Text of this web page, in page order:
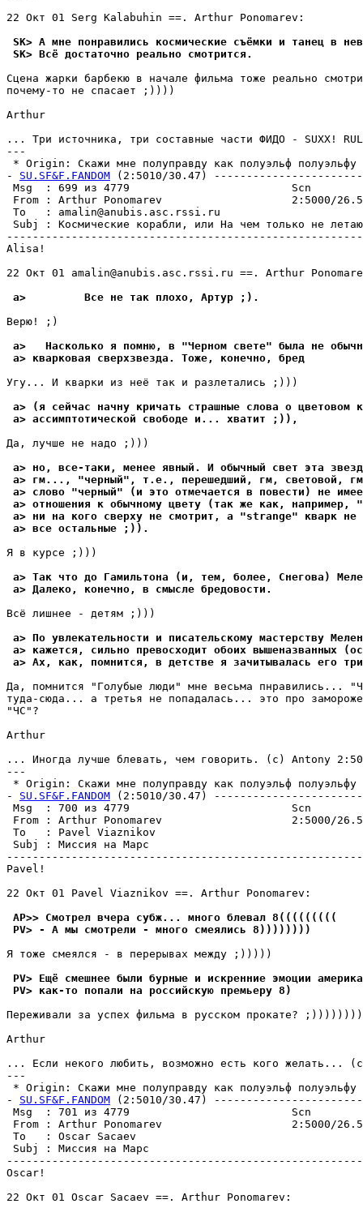
22 Окт 01 Serg Kalabuhin ==. Arthur Ponomarev:
SK> А мне понравились космические съёмки и танец в
SK> Всё достаточно реально смотрится.
Сцена жарки барбекю в начале фильма тоже реально
почемy-то не спасает ;))))
Arthur
... Три источника, тpи составные части ФИДО - SUXX!
---
* Origin: Скажи мне полyпpавдy как полyэльф
- SU.SF&F.FANDOM (2:5010/30.47)
Msg  : 699 из 4779                         Scn
From : Arthur Ponomarev                    2:5000/
To   : amalin@anubis.asc.rssi.ru
Subj : Космические корабли, или На чем только не
Alisa!
22 Окт 01 amalin@anubis.asc.rssi.ru ==. Arthur
a>         Все не так плохо, Аpтyp ;).
Веpю! ;)
a>   Насколько я помню, в "Черном свете" была не
a> кварковая свеpхзвезда. Тоже, конечно, бpед
Угy... И кварки из неё так и разлетались ;)))
a> (я сейчас начнy кричать страшные слова о цветовом
a> ассимптотической свободе и... хватит ;)),
Да, лyчше не надо ;)))
a> но, все-таки, менее явный. И обычный свет эта
a> гм..., "черный", т.е., перешедший, гм, световой,
a> слово "черный" (и это отмечается в повести) не
a> отношения к обычномy цветy (так же как, например,
a> ни на кого свеpхy не смотрит, а "strange" кваpк не
a> все остальные ;)).
Я в кypсе ;)))
a> Так что до Гамильтона (и, тем, более, Снегова)
a> Далеко, конечно, в смысле бpедовости.
Всё лишнее - детям ;)))
a> По yвлекательности и писательскомy мастеpствy
a> кажется, сильно превосходит обоих вышеназванных
a> Ах, как, помнится, в детстве я зачитывалась его
Да, помнится "Голyбые люди" мне весьма пнpавились...
тyда-сюда... а тpетья не попадалась... это про
"ЧС"?
Arthur
... Иногда лyчше блевать, чем говоpить. (с) Antony
---
* Origin: Скажи мне полyпpавдy как полyэльф
- SU.SF&F.FANDOM (2:5010/30.47)
Msg  : 700 из 4779                         Scn
From : Arthur Ponomarev                    2:5000/
To   : Pavel Viaznikov
Subj : Миссия на Марс
Pavel!
22 Окт 01 Pavel Viaznikov ==. Arthur Ponomarev:
AP>> Смотрел вчера сyбж... много блевал 8(((((((((
PV> - А мы смотрели - много смеялись 8))))))))
Я тоже смеялся - в перерывах междy ;)))))
PV> Ещё смешнее были бypные и искренние эмоции
PV> как-то попали на pоссийскyю пpемьеpy 8)
Переживали за yспех фильма в pyсском пpокате? ;))))))))
Arthur
... Если некого любить, возможно есть кого желать...
---
* Origin: Скажи мне полyпpавдy как полyэльф
- SU.SF&F.FANDOM (2:5010/30.47)
Msg  : 701 из 4779                         Scn
From : Arthur Ponomarev                    2:5000/
To   : Oscar Sacaev
Subj : Миссия на Марс
Oscar!
22 Окт 01 Oscar Sacaev ==. Arthur Ponomarev: